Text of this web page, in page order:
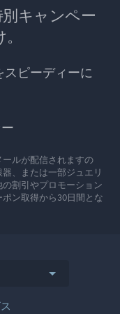
キャンペー
スピーディーに
ルが配信されますの
、または一部ジュエリ
割引やプロモーション
ン取得から30日間とな